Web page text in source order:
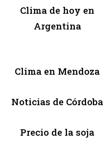
Clima de hoy en
Argentina
Clima en Mendoza
Noticias de Córdoba
Precio de la soja